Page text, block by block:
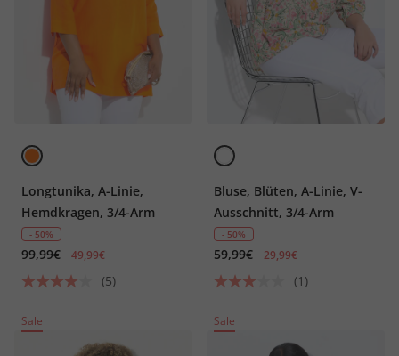
Longtunika, A-Linie,
Hemdkragen, 3/4-Arm
- 50%
99,99€ 49,99€
(5)
Bluse, Blüten, A-Linie, V-
Ausschnitt, 3/4-Arm
- 50%
59,99€ 29,99€
(1)
Sale Sale